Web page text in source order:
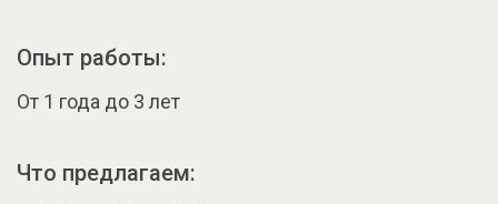
Опыт работы:
От 1 года до 3 лет
Что предлагаем: